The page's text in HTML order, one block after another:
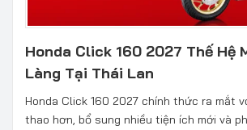
Honda Click 160 2027 Thế Hệ
Làng Tại Thái Lan
Honda Click 160 2027 chính thức ra mắt
thao hơn, bổ sung nhiều tiện ích mới và